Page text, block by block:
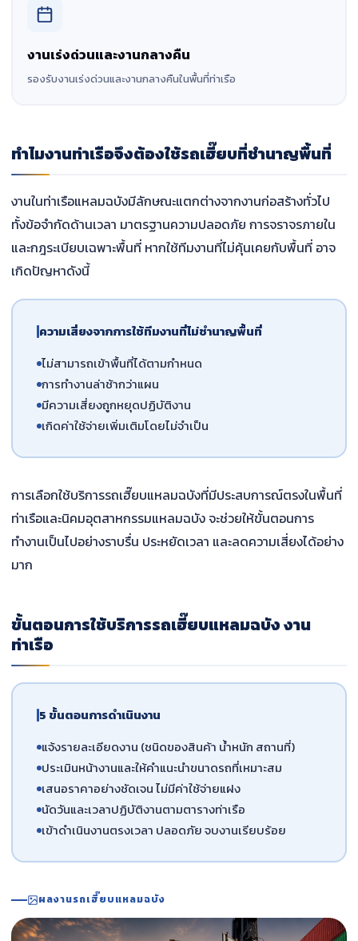
งานเร่งด่วนและงานกลางคืน
รองรับงานเร่งด่วนและงานกลางคืนในพื้นที่ท่าเรือ
ทำไมงานท่าเรือจึงต้องใช้รถเฮี๊ยบที่ชำนาญพื้นที่
งานในท่าเรือแหลมฉบังมีลักษณะแตกต่างจากงานก่อสร้างทั่วไป
ทั้งข้อจำกัดด้านเวลา มาตรฐานความปลอดภัย การจราจรภายใน
และกฎระเบียบเฉพาะพื้นที่ หากใช้ทีมงานที่ไม่คุ้นเคยกับพื้นที่ อาจ
เกิดปัญหาดังนี้
ความเสี่ยงจากการใช้ทีมงานที่ไม่ชำนาญพื้นที่
ไม่สามารถเข้าพื้นที่ได้ตามกำหนด
การทำงานล่าช้ากว่าแผน
มีความเสี่ยงถูกหยุดปฏิบัติงาน
เกิดค่าใช้จ่ายเพิ่มเติมโดยไม่จำเป็น
การเลือกใช้บริการรถเฮี๊ยบแหลมฉบังที่มีประสบการณ์ตรงในพื้นที่
ท่าเรือและนิคมอุตสาหกรรมแหลมฉบัง จะช่วยให้ขั้นตอนการ
ทำงานเป็นไปอย่างราบรื่น ประหยัดเวลา และลดความเสี่ยงได้อย่าง
มาก
ขั้นตอนการใช้บริการรถเฮี๊ยบแหลมฉบัง งาน
ท่าเรือ
5 ขั้นตอนการดำเนินงาน
แจ้งรายละเอียดงาน (ชนิดของสินค้า น้ำหนัก สถานที่)
ประเมินหน้างานและให้คำแนะนำขนาดรถที่เหมาะสม
เสนอราคาอย่างชัดเจน ไม่มีค่าใช้จ่ายแฝง
นัดวันและเวลาปฏิบัติงานตามตารางท่าเรือ
เข้าดำเนินงานตรงเวลา ปลอดภัย จบงานเรียบร้อย
ผลงานรถเฮี๊ยบแหลมฉบัง